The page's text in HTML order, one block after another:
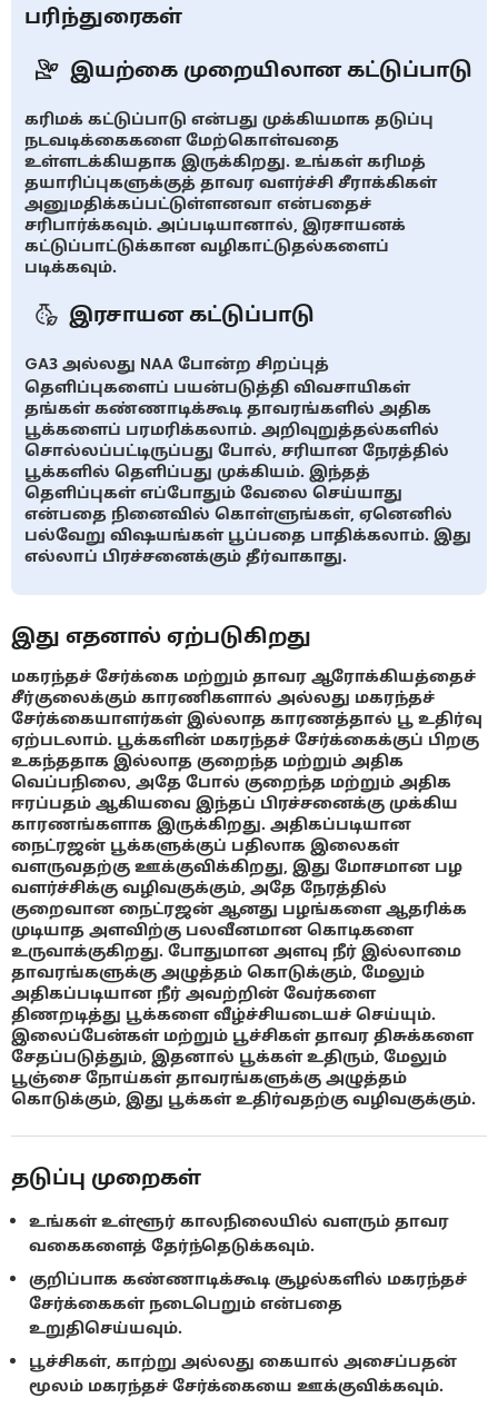
பரிந்துரைகள்
இயற்கை முறையிலான கட்டுப்பாடு
கரிமக் கட்டுப்பாடு என்பது முக்கியமாக தடுப்பு
நடவடிக்கைகளை மேற்கொள்வதை
உள்ளடக்கியதாக இருக்கிறது. உங்கள் கரிமத்
தயாரிப்புகளுக்குத் தாவர வளர்ச்சி சீராக்கிகள்
அனுமதிக்கப்பட்டுள்ளனவா என்பதைச்
சரிபார்க்கவும். அப்படியானால், இரசாயனக்
கட்டுப்பாட்டுக்கான வழிகாட்டுதல்களைப்
படிக்கவும்.
இரசாயன கட்டுப்பாடு
GA3 அல்லது NAA போன்ற சிறப்புத்
தெளிப்புகளைப் பயன்படுத்தி விவசாயிகள்
தங்கள் கண்ணாடிக்கூடி தாவரங்களில் அதிக
பூக்களைப் பரமரிக்கலாம். அறிவுறுத்தல்களில்
சொல்லப்பட்டிருப்பது போல், சரியான நேரத்தில்
பூக்களில் தெளிப்பது முக்கியம். இந்தத்
தெளிப்புகள் எப்போதும் வேலை செய்யாது
என்பதை நினைவில் கொள்ளுங்கள், ஏனெனில்
பல்வேறு விஷயங்கள் பூப்பதை பாதிக்கலாம். இது
எல்லாப் பிரச்சனைக்கும் தீர்வாகாது.
இது எதனால் ஏற்படுகிறது
மகரந்தச் சேர்க்கை மற்றும் தாவர ஆரோக்கியத்தைச்
சீர்குலைக்கும் காரணிகளால் அல்லது மகரந்தச்
சேர்க்கையாளர்கள் இல்லாத காரணத்தால் பூ உதிர்வு
ஏற்படலாம். பூக்களின் மகரந்தச் சேர்க்கைக்குப் பிறகு
உகந்ததாக இல்லாத குறைந்த மற்றும் அதிக
வெப்பநிலை, அதே போல் குறைந்த மற்றும் அதிக
ஈரப்பதம் ஆகியவை இந்தப் பிரச்சனைக்கு முக்கிய
காரணங்களாக இருக்கிறது. அதிகப்படியான
நைட்ரஜன் பூக்களுக்குப் பதிலாக இலைகள்
வளருவதற்கு ஊக்குவிக்கிறது, இது மோசமான பழ
வளர்ச்சிக்கு வழிவகுக்கும், அதே நேரத்தில்
குறைவான நைட்ரஜன் ஆனது பழங்களை ஆதரிக்க
முடியாத அளவிற்கு பலவீனமான கொடிகளை
உருவாக்குகிறது. போதுமான அளவு நீர் இல்லாமை
தாவரங்களுக்கு அழுத்தம் கொடுக்கும், மேலும்
அதிகப்படியான நீர் அவற்றின் வேர்களை
திணறடித்து பூக்களை வீழ்ச்சியடையச் செய்யும்.
இலைப்பேன்கள் மற்றும் பூச்சிகள் தாவர திசுக்களை
சேதப்படுத்தும், இதனால் பூக்கள் உதிரும், மேலும்
பூஞ்சை நோய்கள் தாவரங்களுக்கு அழுத்தம்
கொடுக்கும், இது பூக்கள் உதிர்வதற்கு வழிவகுக்கும்.
தடுப்பு முறைகள்
உங்கள் உள்ளூர் காலநிலையில் வளரும் தாவர
வகைகளைத் தேர்ந்தெடுக்கவும்.
குறிப்பாக கண்ணாடிக்கூடி சூழல்களில் மகரந்தச்
சேர்க்கைகள் நடைபெறும் என்பதை
உறுதிசெய்யவும்.
பூச்சிகள், காற்று அல்லது கையால் அசைப்பதன்
மூலம் மகரந்தச் சேர்க்கையை ஊக்குவிக்கவும்.